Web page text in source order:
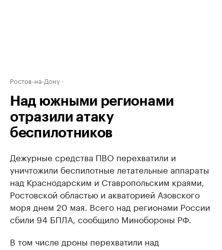
Ростов-на-Дону
Над южными регионами
отразили атаку
беспилотников
Дежурные средства ПВО перехватили и
уничтожили беспилотные летательные аппараты
над Краснодарским и Ставропольским краями,
Ростовской областью и акваторией Азовского
моря днем 20 мая. Всего над регионами России
сбили 94 БПЛА, сообщило Минобороны РФ.
В том числе дроны перехватили над